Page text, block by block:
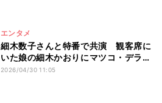
エンタメ
細木数子さんと特番で共演 観客席に
いた娘の細木かおりにマツコ・デラッ
クスが抱いた印象は…
2026/04/30 11:05